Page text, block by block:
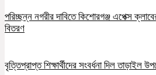
পরিচ্ছন্ন নগরীর দাবিতে কিশোরগঞ্জ এপেক্স
বিতরণ
বৃত্তিপ্রাপ্ত শিক্ষার্থীদের সংবর্ধনা দিল তাড়াইল